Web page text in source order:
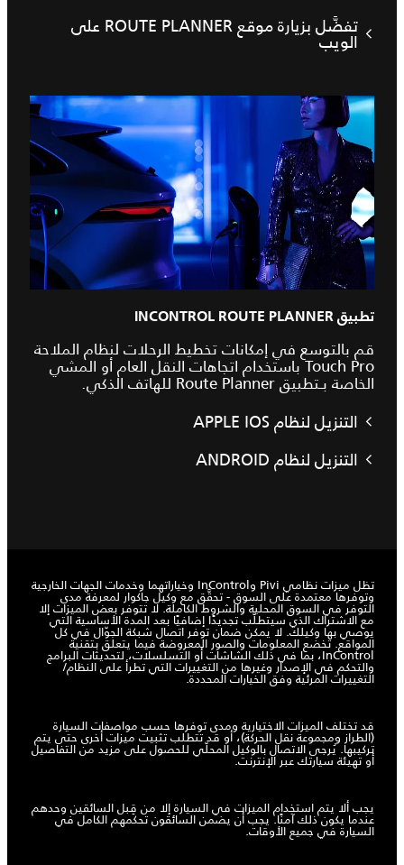
تفضَّل بزيارة موقع ROUTE PLANNER على
الويب
تطبيق INCONTROL ROUTE PLANNER
قم بالتوسع في إمكانات تخطيط الرحلات لنظام الملاحة
Touch Pro باستخدام اتجاهات النقل العام أو المشي
الخاصة بـتطبيق Route Planner للهاتف الذكي.
التنزيل لنظام APPLE IOS
التنزيل لنظام ANDROID
تظل ميزات نظامي Pivi وInControl وخياراتهما وخدمات الجهات الخارجية
وتوفرها معتمدة على السوق - تحقَّق مع وكيل جاكوار لمعرفة مدى
التوفر في السوق المحلية والشروط الكاملة. لا تتوفر بعض الميزات إلا
مع الاشتراك الذي سيتطلّب تجديدًا إضافيًا بعد المدة الأساسية التي
يوصي بها وكيلك. لا يمكن ضمان توفر اتصال شبكة الجوّال في كل
المواقع. تخضع المعلومات والصور المعروضة فيما يتعلق بتقنية
InControl، بما في ذلك الشاشات أو التسلسلات، لتحديثات البرامج
والتحكم في الإصدار وغيرها من التغييرات التي تطرأ على النظام/
التغييرات المرئية وفق الخيارات المحددة.
قد تختلف الميزات الاختيارية ومدى توفرها حسب مواصفات السيارة
(الطراز ومجموعة نقل الحركة)، أو قد تتطلب تثبيت ميزات أخرى حتى يتم
تركيبها. يُرجى الاتصال بالوكيل المحلّي للحصول على مزيد من التفاصيل
أو تهيئة سيارتك عبر الإنترنت.
يجب ألا يتم استخدام الميزات في السيارة إلا من قِبل السائقين وحدهم
عندما يكون ذلك آمنًا. يجب أن يضمن السائقون تحكمهم الكامل في
السيارة في جميع الأوقات.